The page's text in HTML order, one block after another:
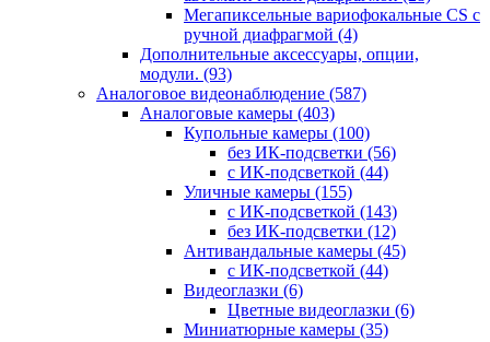
Мегапиксельные вариофокальные CS c
ручной диафрагмой (4)
Дополнительные аксессуары, опции,
модули. (93)
Аналоговое видеонаблюдение (587)
Аналоговые камеры (403)
Купольные камеры (100)
без ИК-подсветки (56)
с ИК-подсветкой (44)
Уличные камеры (155)
с ИК-подсветкой (143)
без ИК-подсветки (12)
Антивандальные камеры (45)
с ИК-подсветкой (44)
Видеоглазки (6)
Цветные видеоглазки (6)
Миниатюрные камеры (35)